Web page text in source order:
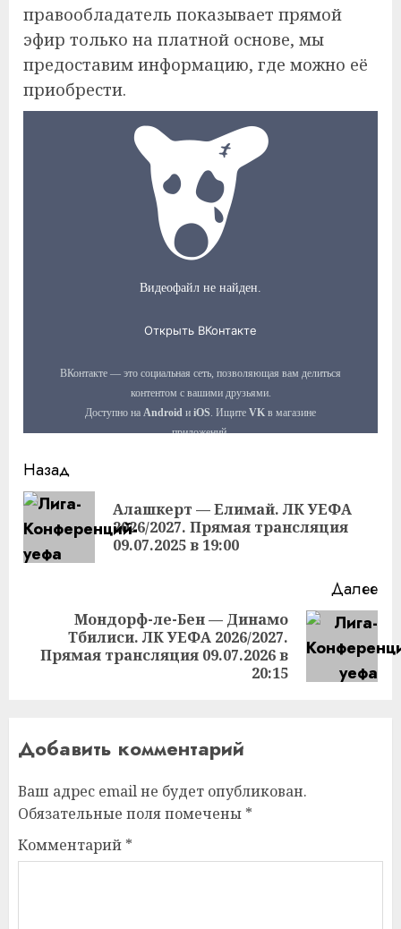
правообладатель показывает прямой
эфир только на платной основе, мы
предоставим информацию, где можно её
приобрести.
Продолжить
чтение
Назад
Алашкерт — Елимай. ЛК УЕФА
2026/2027. Прямая трансляция
09.07.2025 в 19:00
Далее
Следующая
запись:
Мондорф-ле-Бен — Динамо
Тбилиси. ЛК УЕФА 2026/2027.
Прямая трансляция 09.07.2026 в
20:15
Добавить комментарий
Ваш адрес email не будет опубликован.
Обязательные поля помечены *
Комментарий *